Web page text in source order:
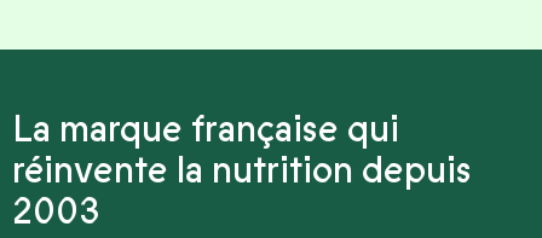
La marque française qui
réinvente la nutrition depuis
2003